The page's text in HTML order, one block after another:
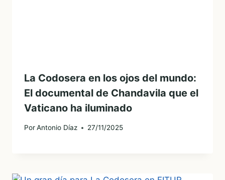
La Codosera en los ojos del mundo:
El documental de Chandavila que el
Vaticano ha iluminado
PorAntonio Díaz 27/11/2025